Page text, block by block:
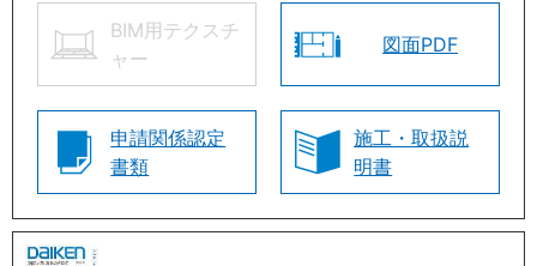
BIM用テクスチ
ャー
図面PDF
申請関係認定
書類
施工・取扱説
明書